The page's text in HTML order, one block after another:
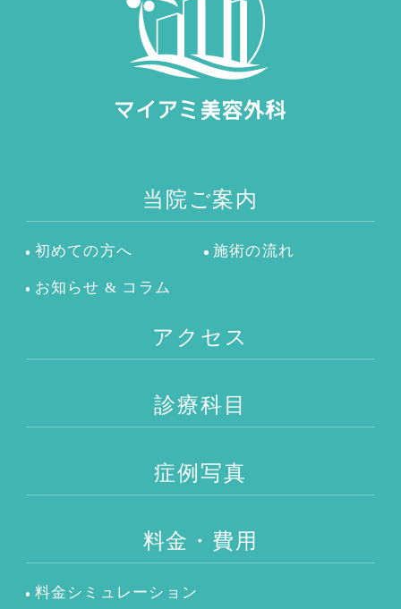
当院ご案内
初めての方へ 施術の流れ
お知らせ & コラム
アクセス
診療科目
症例写真
料金・費用
料金シミュレーション